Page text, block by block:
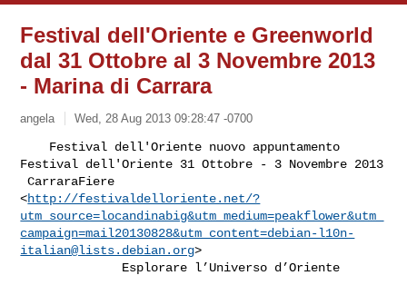
Festival dell'Oriente e Greenworld
dal 31 Ottobre al 3 Novembre 2013
- Marina di Carrara
angela Wed, 28 Aug 2013 09:28:47 -0700
Festival dell'Oriente 31 Ottobre - 3 Novembre 2013
CarraraFiere
<http://festivaldelloriente.net/?
utm_source=locandinabig&utm_medium=peakflower&utm_
campaign=mail20130828&utm_content=debian-l10n-
italian@lists.debian.org>
              Esplorare l’Universo d’Oriente